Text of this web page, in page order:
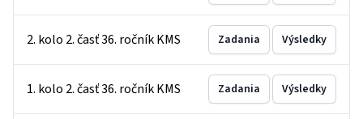
2. kolo 2. časť 36. ročník KMS Zadania Výsledky
1. kolo 2. časť 36. ročník KMS Zadania Výsledky